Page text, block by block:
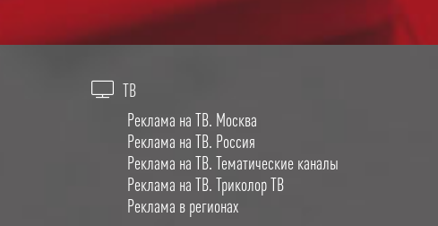
ТВ
Реклама на ТВ. Москва
Реклама на ТВ. Россия
Реклама на ТВ. Тематические каналы
Реклама на ТВ. Триколор ТВ
Реклама в регионах